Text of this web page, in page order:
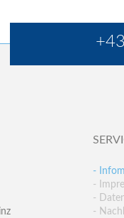
-
-
-
-